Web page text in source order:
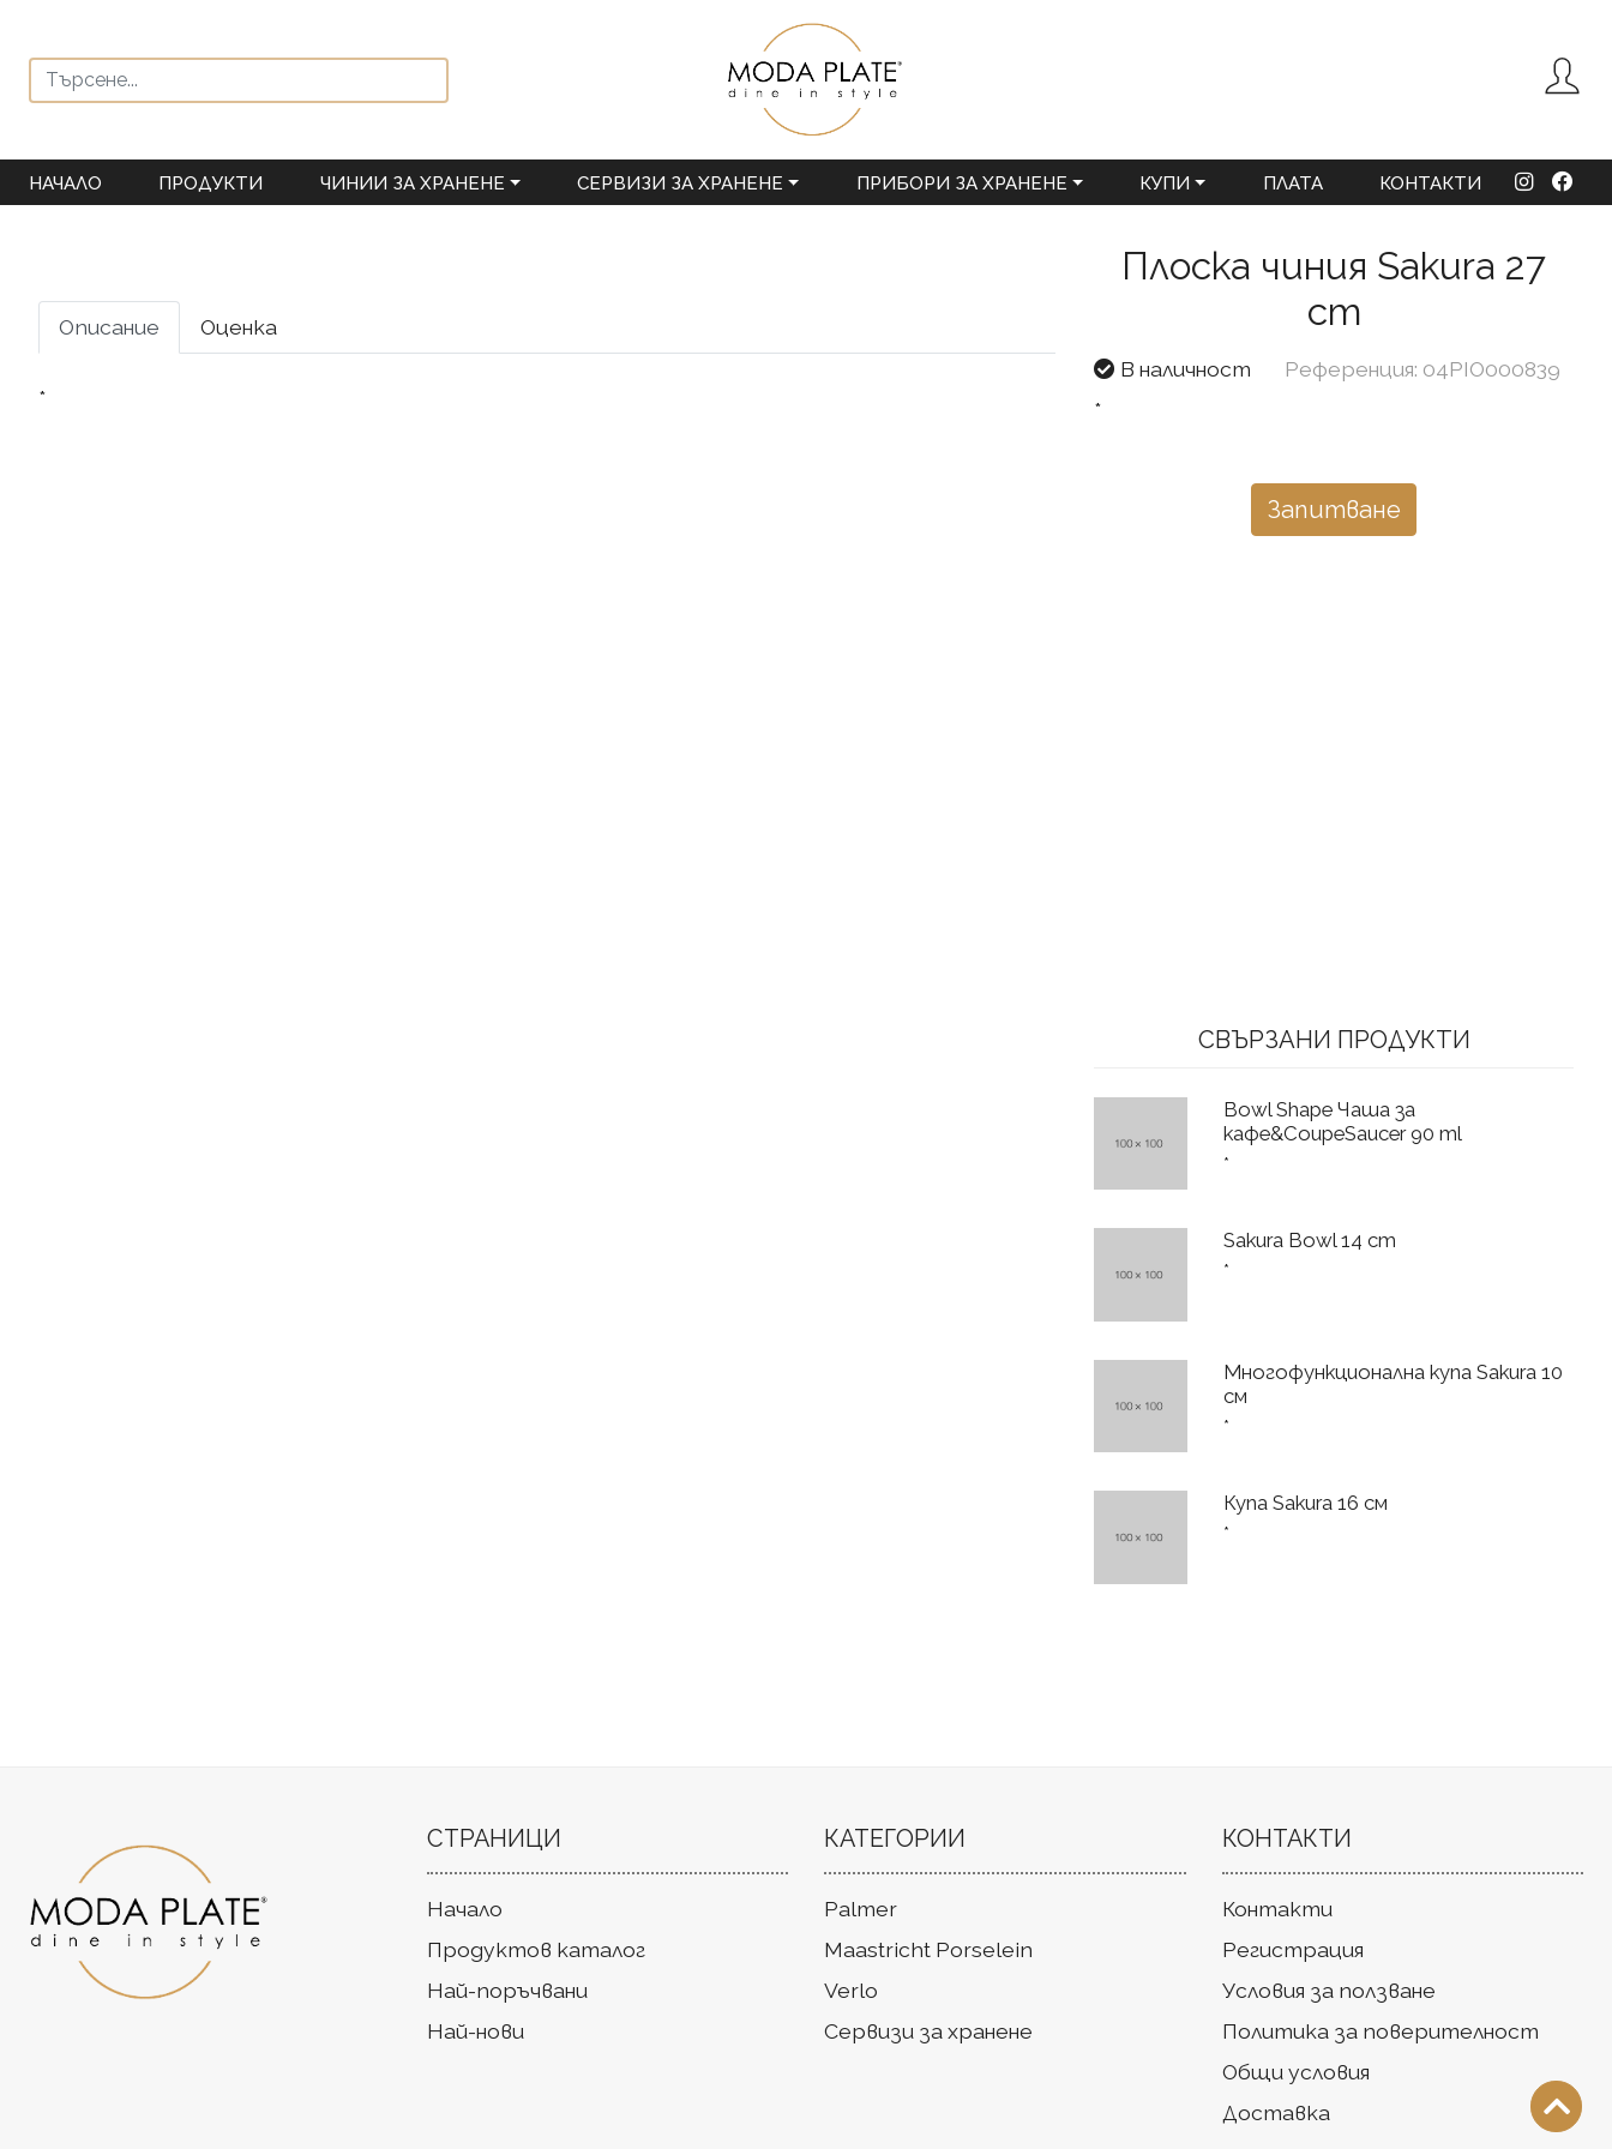
НАЧАЛО ПРОДУКТИ ЧИНИИ ЗА ХРАНЕНЕ СЕРВИЗИ ЗА ХРАНЕНЕ ПРИБОРИ ЗА ХРАНЕНЕ КУПИ ПЛАТА КОНТАКТИ
Плоска чиния Sakura 27
cm
В наличност
Референция: 04PIO000839
*
Запитване
СВЪРЗАНИ ПРОДУКТИ
Bowl Shape Чаша за
кафе&CoupeSaucer 90 ml
*
Sakura Bowl 14 cm
*
Многофункционална купа Sakura 10
см
*
Купа Sakura 16 см
*
Описание Оценка
*
СТРАНИЦИ
Начало
Продуктов каталог
Най-поръчвани
Най-нови
КАТЕГОРИИ
Palmer
Maastricht Porselein
Verlo
Сервизи за хранене
КОНТАКТИ
Контакти
Регистрация
Условия за ползване
Политика за поверителност
Общи условия
Доставка